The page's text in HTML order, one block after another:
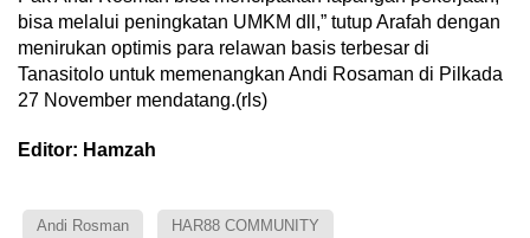
bisa melalui peningkatan UMKM dll,” tutup Arafah dengan
menirukan optimis para relawan basis terbesar di
Tanasitolo untuk memenangkan Andi Rosaman di Pilkada
27 November mendatang.(rls)
Editor: Hamzah
Andi Rosman HAR88 COMMUNITY